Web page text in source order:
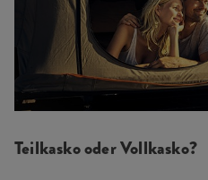
Teilkasko oder Vollkasko?